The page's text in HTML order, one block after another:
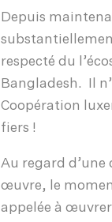
Depuis
respecté du
Bangladesh. Il
Coopération
fiers !
Au regard d’une
œuvre, le
appelée à